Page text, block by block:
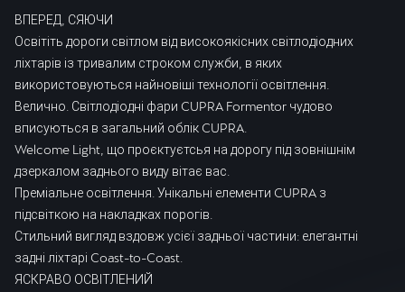
ВПЕРЕД, СЯЮЧИ
Освітіть дороги світлом від високоякісних світлодіодних
ліхтарів із тривалим строком служби, в яких
використовуються найновіші технології освітлення.
Велично. Світлодіодні фари CUPRA Formentor чудово
вписуються в загальний облік CUPRA.
Welcome Light, що проєктуєтсья на дорогу під зовнішнім
дзеркалом заднього виду вітає вас.
Преміальне освітлення. Унікальні елементи CUPRA з
підсвіткою на накладках порогів.
Стильний вигляд вздовж усієї задньої частини: елегантні
задні ліхтарі Coast-to-Coast.
ЯСКРАВО ОСВІТЛЕНИЙ